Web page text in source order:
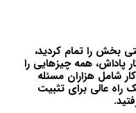
بخش را تمام کردید،
پاداش، همه چیزهایی را
شامل هزاران مسئله
راه عالی برای تثبیت